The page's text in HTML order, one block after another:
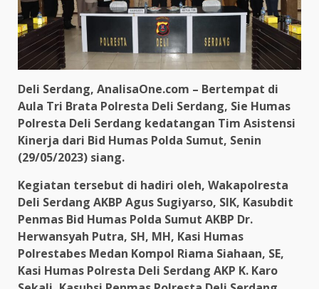
Deli Serdang, AnalisaOne.com – Bertempat di
Aula Tri Brata Polresta Deli Serdang, Sie Humas
Polresta Deli Serdang kedatangan Tim Asistensi
Kinerja dari Bid Humas Polda Sumut, Senin
(29/05/2023) siang.
Kegiatan tersebut di hadiri oleh, Wakapolresta
Deli Serdang AKBP Agus Sugiyarso, SIK, Kasubdit
Penmas Bid Humas Polda Sumut AKBP Dr.
Herwansyah Putra, SH, MH, Kasi Humas
Polrestabes Medan Kompol Riama Siahaan, SE,
Kasi Humas Polresta Deli Serdang AKP K. Karo